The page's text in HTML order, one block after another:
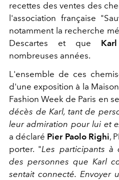
recettes des ventes des
l'association française
notamment la recherche
Descartes et que Karl
nombreuses années.
L'ensemble de ces
d'une exposition à la Maison
Fashion Week de Paris en
décès de Karl, tant de
leur admiration pour lui et
a déclaré Pier Paolo Righi,
porter. "Les participants à
des personnes que Karl
sentait connecté. Envoyer